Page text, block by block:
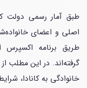
گرفته‌اند. در این مطلب
خانوادگی به کانادا،